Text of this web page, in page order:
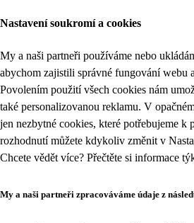
Nastavení soukromí a cookies
My a naši partneři používáme nebo
abychom zajistili správné fungování webu
Povolením použití všech cookies nám
také personalizovanou reklamu. V
jen nezbytné cookies, které potřebujeme k
rozhodnutí můžete kdykoliv změnit v
Chcete vědět více? Přečtěte si informace
My a naši partneři zpracováváme údaje z